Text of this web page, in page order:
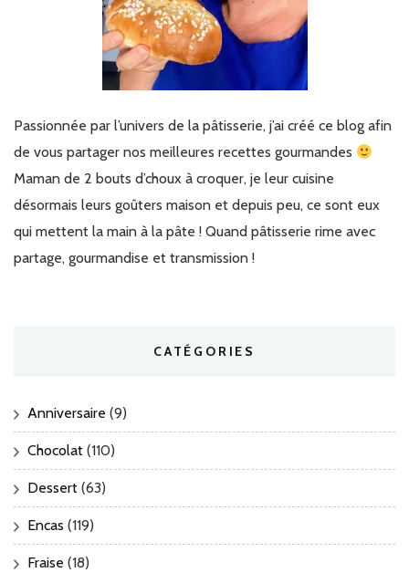
Passionnée par l’univers de la pâtisserie, j’ai créé ce blog afin
de vous partager nos meilleures recettes gourmandes
Maman de 2 bouts d’choux à croquer, je leur cuisine
désormais leurs goûters maison et depuis peu, ce sont eux
qui mettent la main à la pâte ! Quand pâtisserie rime avec
partage, gourmandise et transmission !
CATÉGORIES
Anniversaire (9)
Chocolat (110)
Dessert (63)
Encas (119)
Fraise (18)